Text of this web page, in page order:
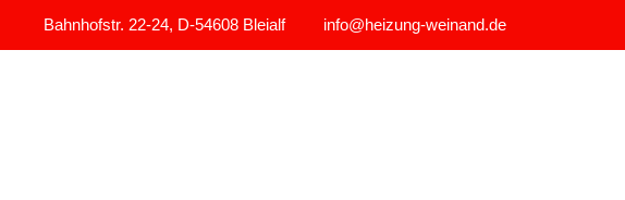
Bahnhofstr. 22-24, D-54608 Bleialf info@heizung-weinand.de